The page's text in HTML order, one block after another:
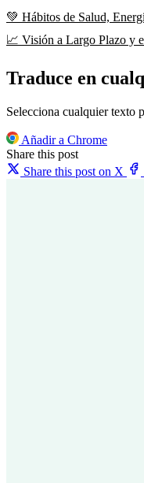
💚 Hábitos de Salud,
📈 Visión a Largo Plazo y
Traduce en
Selecciona cualquier texto
Añadir a Chrome
Share this post
Share this post on X